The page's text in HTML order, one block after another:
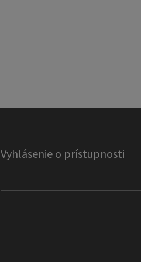
Vyhlásenie o prístupnosti